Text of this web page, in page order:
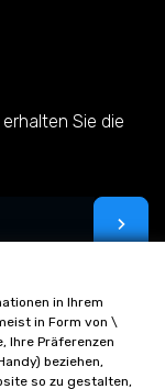
Sie die
in Ihrem
in Form von \
Ihre Präferenzen
beziehen,
so zu gestalten,